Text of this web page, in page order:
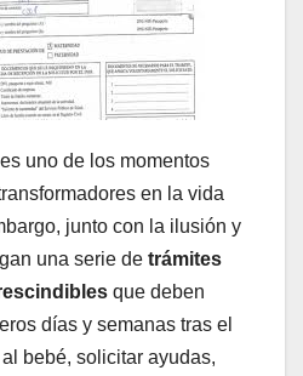
uno de los momentos
en la vida
junto con la ilusión y
una serie de trámites
que deben
días y semanas tras el
bebé, solicitar ayudas,